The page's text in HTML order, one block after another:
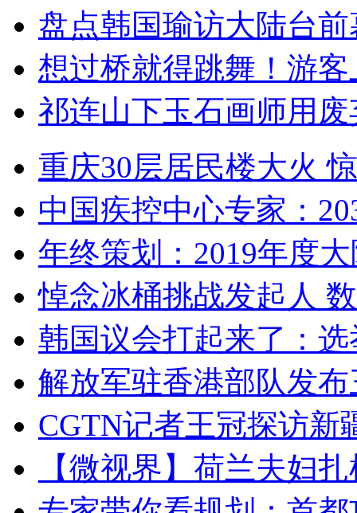
盘点韩国瑜访大陆台
想过桥就得跳舞！游客
祁连山下玉石画师用
重庆30层居民楼大火
中国疾控中心专家：
年终策划：2019年度
悼念冰桶挑战发起人
韩国议会打起来了：
解放军驻香港部队发
CGTN记者王冠探访新
【微视界】荷兰夫妇